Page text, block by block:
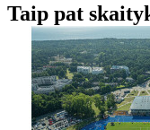
Taip pat